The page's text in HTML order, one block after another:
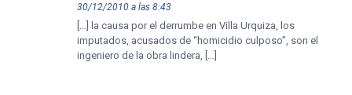
30/12/2010 a las 8:43
[…] la causa por el derrumbe en Villa Urquiza, los
imputados, acusados de “homicidio culposo”, son el
ingeniero de la obra lindera, […]